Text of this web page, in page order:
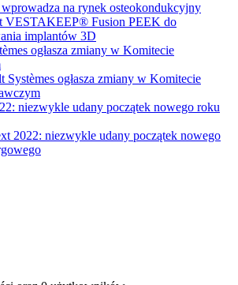
na rynek osteokondukcyjny
VESTAKEEP® Fusion PEEK do
implantów 3D
Systèmes ogłasza zmiany w Komitecie
2022: niezwykle udany początek nowego